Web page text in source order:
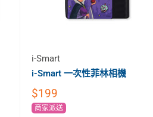
i-Smart
i-Smart 一次性菲林相機
$199
商家派送